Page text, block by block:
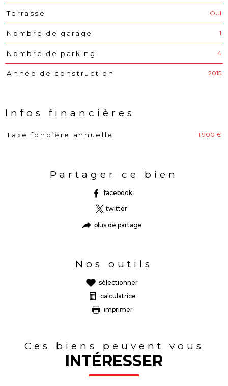
Terrasse OUI
Nombre de garage 1
Nombre de parking 4
Année de construction 2015
Infos financières
Caractéristiques Valeurs
Taxe foncière annuelle 1 900 €
Partager ce bien
facebook
twitter
plus de partage
Nos outils
sélectionner
calculatrice
imprimer
Ces biens peuvent vous
INTÉRESSER